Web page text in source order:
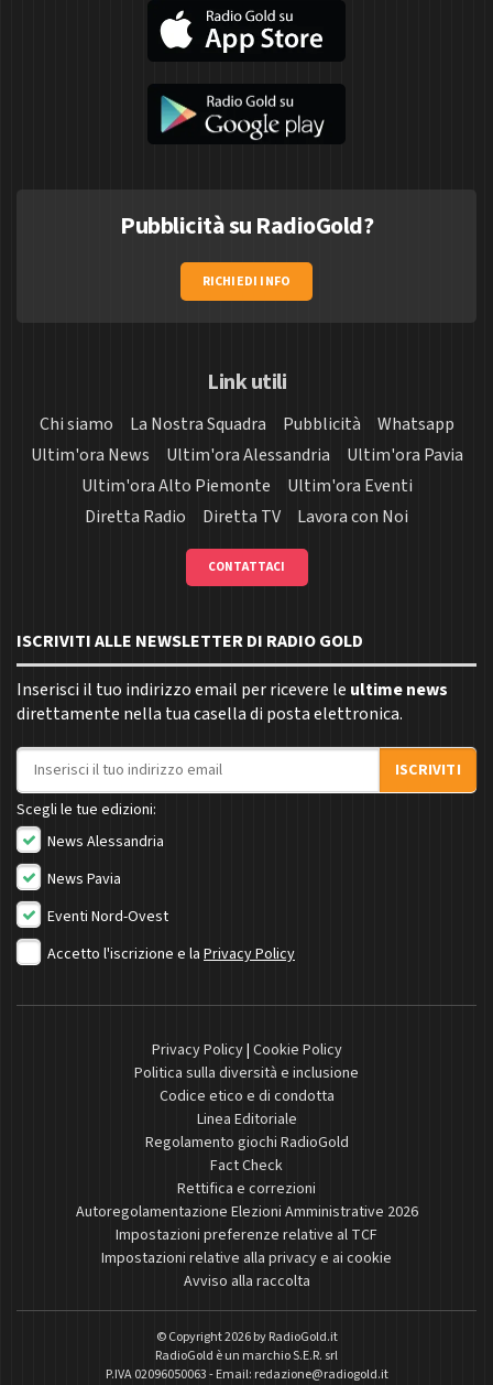
Pubblicità su RadioGold?
RICHIEDI INFO
Link utili
Chi siamo La Nostra Squadra Pubblicità
Whatsapp
Ultim'ora News
Ultim'ora Alessandria
Ultim'ora Pavia
Ultim'ora Alto Piemonte
Ultim'ora Eventi
Diretta Radio
Diretta TV Lavora con Noi
CONTATTACI
ISCRIVITI ALLE NEWSLETTER DI RADIO GOLD
Inserisci il tuo indirizzo email per ricevere le ultime news
direttamente nella tua casella di posta elettronica.
Indirizzo email
ISCRIVITI
Scegli le tue edizioni:
News Alessandria
News Pavia
Eventi Nord-Ovest
Accetto l'iscrizione e la Privacy Policy
Privacy Policy| Cookie Policy
Politica sulla diversità e inclusione
Codice etico e di condotta
Linea Editoriale
Regolamento giochi RadioGold
Fact Check
Rettifica e correzioni
Autoregolamentazione Elezioni Amministrative 2026
Impostazioni preferenze relative al TCF
Impostazioni relative alla privacy e ai cookie
Avviso alla raccolta
© Copyright 2026 byRadioGold.it
RadioGold è un marchio S.E.R. srl
P.IVA 02096050063 - Email: redazione@radiogold.it